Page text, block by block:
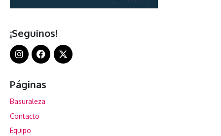
¡Seguinos!
Páginas
Basuraleza
Contacto
Equipo